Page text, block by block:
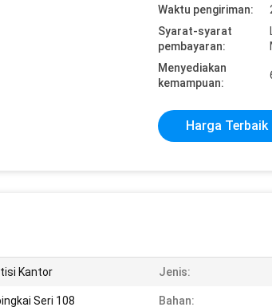
Waktu pengiriman:
Syarat-syarat
pembayaran:
Menyediakan
kemampuan:
Harga Terbaik
Kantor Jenis:
Seri 108 Bahan: